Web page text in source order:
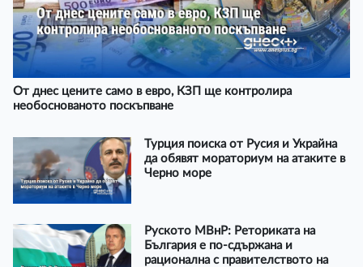
От днес цените само в евро, КЗП ще контролира
необоснованото поскъпване
Турция поиска от Русия и Украйна
да обявят мораториум на атаките в
Черно море
Руското МВнР: Реториката на
България е по-сдържана и
рационална с правителството на